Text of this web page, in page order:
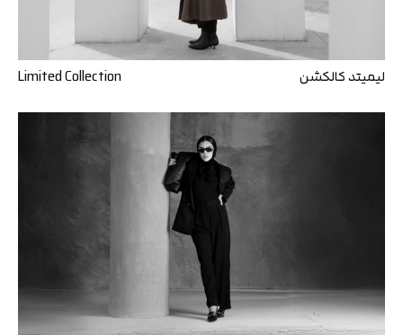
لیمیتد کالکشن Limited Collection